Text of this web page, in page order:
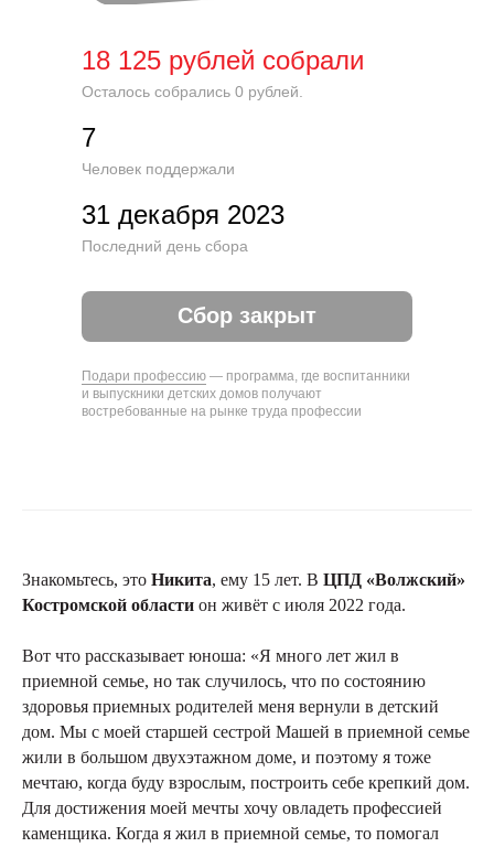
18 125 рублей собрали
Осталось собрались 0 рублей.
Человек поддержали
31 декабря 2023
Последний день сбора
Подари профессию — программа, где воспитанники
и выпускники детских домов получают
востребованные на рынке труда профессии
Сбор закрыт
7
Знакомьтесь, это Никита, ему 15 лет. В ЦПД «Волжский»
Костромской области он живёт с июля 2022 года.
Вот что рассказывает юноша: «Я много лет жил в
приемной семье, но так случилось, что по состоянию
здоровья приемных родителей меня вернули в детский
дом. Мы с моей старшей сестрой Машей в приемной семье
жили в большом двухэтажном доме, и поэтому я тоже
мечтаю, когда буду взрослым, построить себе крепкий дом.
Для достижения моей мечты хочу овладеть профессией
каменщика. Когда я жил в приемной семье, то помогал